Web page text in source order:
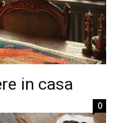
in casa
0